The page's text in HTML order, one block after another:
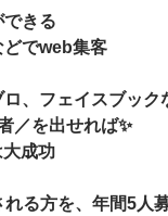
きる
どでweb集客
、フェイスブック
／を出せれば✨
成功
る方を、年間5人募